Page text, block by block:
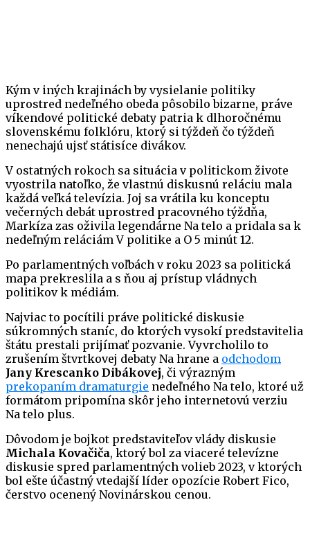
Kým v iných krajinách by vysielanie politiky
uprostred nedeľného obeda pôsobilo bizarne, práve
víkendové politické debaty patria k dlhoročnému
slovenskému folklóru, ktorý si týždeň čo týždeň
nenechajú ujsť státisíce divákov.
V ostatných rokoch sa situácia v politickom živote
vyostrila natoľko, že vlastnú diskusnú reláciu mala
každá veľká televízia. Joj sa vrátila ku konceptu
večerných debát uprostred pracovného týždňa,
Markíza zas oživila legendárne Na telo a pridala sa k
nedeľným reláciám V politike a O 5 minút 12.
Po parlamentných voľbách v roku 2023 sa politická
mapa prekreslila a s ňou aj prístup vládnych
politikov k médiám.
Najviac to pocítili práve politické diskusie
súkromných staníc, do ktorých vysokí predstavitelia
štátu prestali prijímať pozvanie. Vyvrcholilo to
zrušením štvrtkovej debaty Na hrane a odchodom
Jany Krescanko Dibákovej, či výrazným
prekopaním dramaturgie nedeľného Na telo, ktoré už
formátom pripomína skôr jeho internetovú verziu
Na telo plus.
Dôvodom je bojkot predstaviteľov vlády diskusie
Michala Kovačiča, ktorý bol za viaceré televízne
diskusie spred parlamentných volieb 2023, v ktorých
bol ešte účastný vtedajší líder opozície Robert Fico,
čerstvo ocenený Novinárskou cenou.